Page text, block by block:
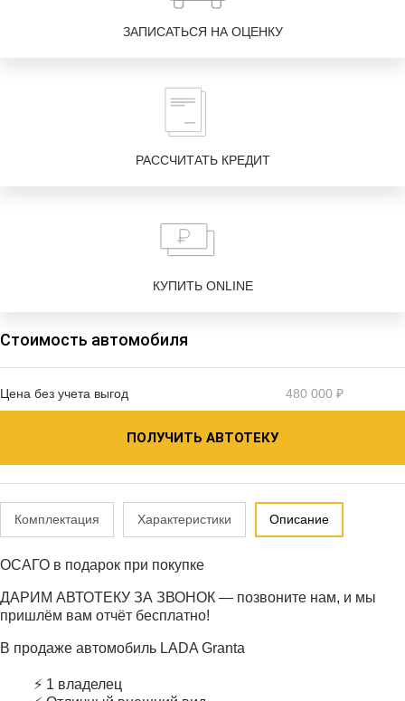
ЗАПИСАТЬСЯ НА ОЦЕНКУ
РАССЧИТАТЬ КРЕДИТ
КУПИТЬ ONLINE
Стоимость автомобиля
Цена без учета выгод 480 000 ₽
ПОЛУЧИТЬ АВТОТЕКУ
Комплектация Характеристики Описание
ОСАГО в подарок при покупке
ДАРИМ АВТОТЕКУ ЗА ЗВОНОК — позвоните нам, и мы
пришлём вам отчёт бесплатно!
В продаже автомобиль LADA Granta
⚡ 1 владелец